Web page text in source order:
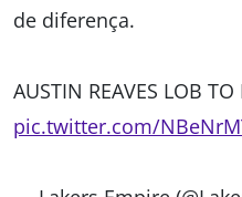
de diferença.
AUSTIN REAVES LOB TO
pic.twitter.com/